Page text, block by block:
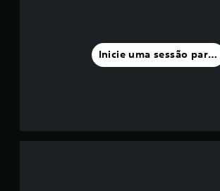
Inicie uma sessão para